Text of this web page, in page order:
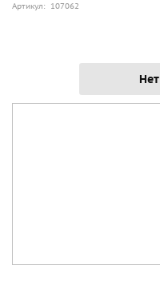
Артикул: 107062